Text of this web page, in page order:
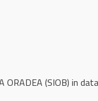
(SIOB) in